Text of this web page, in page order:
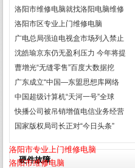
洛阳市维修电脑就找洛阳电脑维修
洛阳市区专业上门维修电脑
广电总局强迫电视盒市场列入禁止
沈皓瑜京东仍无盈利压力 今年将提
曹增光“无缝零售”百度大数据挖
广东成立“中国—东盟思想库网络
中国超级计算机“天河一号”全球
快播公司被吊销增值电信业务经营
国家版权局司长正对“今日头条”
洛阳市专业上门维修电脑
洛阳市维修电脑
硬件故障